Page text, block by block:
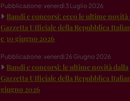
Pubblicazione: venerdì 3 Luglio 2026
Bandi e concorsi: ecco le ultime novità
Gazzetta Ufficiale della Repubblica
e 30 giugno 2026
Pubblicazione: venerdì 26 Giugno 2026
Bandi e concorsi: le ultime novità dalla
Gazzetta Ufficiale della Repubblica
giugno 2026